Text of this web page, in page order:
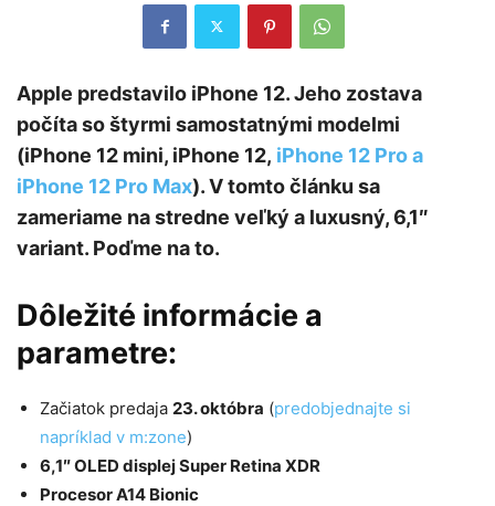
Apple predstavilo iPhone 12. Jeho zostava
počíta so štyrmi samostatnými modelmi
(iPhone 12 mini, iPhone 12, iPhone 12 Pro a
iPhone 12 Pro Max). V tomto článku sa
zameriame na stredne veľký a luxusný, 6,1″
variant. Poďme na to.
Dôležité informácie a
parametre:
Začiatok predaja 23. októbra (predobjednajte si
napríklad v m:zone)
6,1″ OLED displej Super Retina XDR
Procesor A14 Bionic